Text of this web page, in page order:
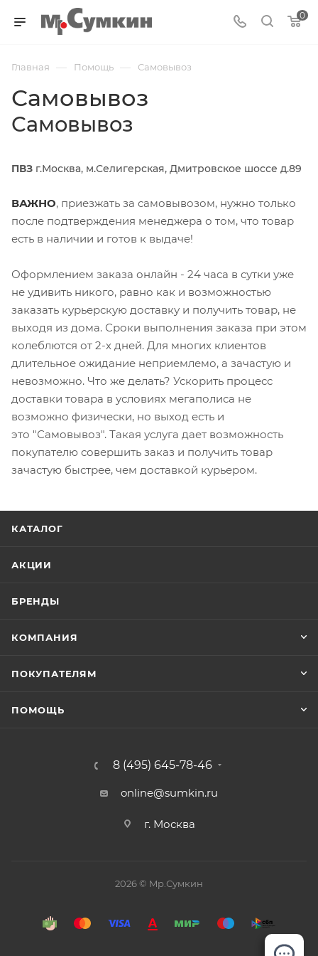
0
Главная — Помощь — Самовывоз
Самовывоз
Самовывоз
ПВЗ г.Москва, м.Селигерская, Дмитровское шоссе д.89
ВАЖНО, приезжать за самовывозом, нужно только
после подтверждения менеджера о том, что товар
есть в наличии и готов к выдаче!
Оформлением заказа онлайн - 24 часа в сутки уже
не удивить никого, равно как и возможностью
заказать курьерскую доставку и получить товар, не
выходя из дома. Сроки выполнения заказа при этом
колеблются от 2-х дней. Для многих клиентов
длительное ожидание неприемлемо, а зачастую и
невозможно. Что же делать? Ускорить процесс
доставки товара в условиях мегаполиса не
возможно физически, но выход есть и
это "Самовывоз". Такая услуга дает возможность
покупателю совершить заказ и получить товар
зачастую быстрее, чем доставкой курьером.
КАТАЛОГ
АКЦИИ
БРЕНДЫ
КОМПАНИЯ
ПОКУПАТЕЛЯМ
ПОМОЩЬ
8 (495) 645-78-46
online@sumkin.ru
г. Москва
2026 © Mр.Сумкин